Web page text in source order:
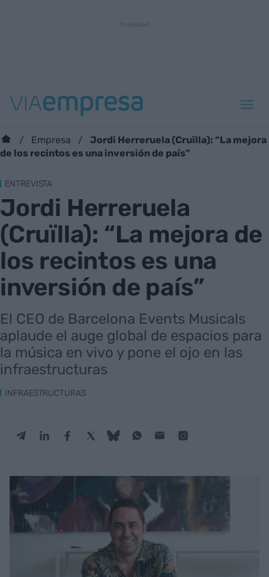
Empresa
Jordi Herreruela (Cruïlla): “La mejora
de los recintos es una inversión de país”
ENTREVISTA
Jordi Herreruela
(Cruïlla): “La mejora de
los recintos es una
inversión de país”
El CEO de Barcelona Events Musicals
aplaude el auge global de espacios para
la música en vivo y pone el ojo en las
infraestructuras
INFRAESTRUCTURAS